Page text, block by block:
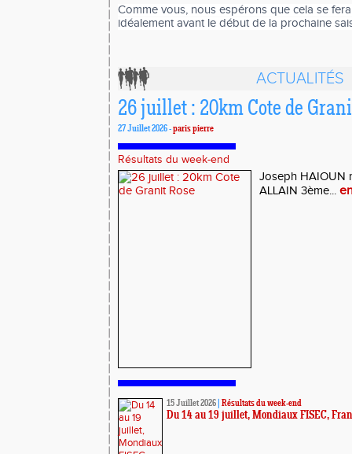
Comme vous, nous espérons que cela se
idéalement avant le début de la prochaine
ACTUALITÉS
26 juillet : 20km Cote de
27 Juillet 2026 -paris pierre
Résultats du week-end
Joseph HAIOUN
ALLAIN 3ème...
15 Juillet 2026 Résultats du week-end
Du 14 au 19 juillet, Mondiaux FISEC,